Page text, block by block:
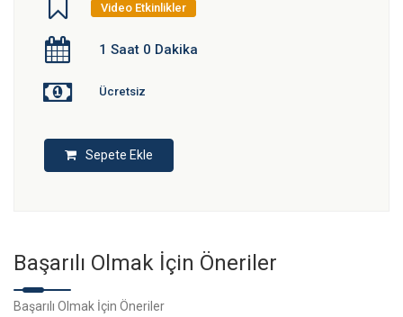
Video Etkinlikler
1 Saat 0 Dakika
Ücretsiz
Sepete Ekle
Başarılı Olmak İçin Öneriler
Başarılı Olmak İçin Öneriler